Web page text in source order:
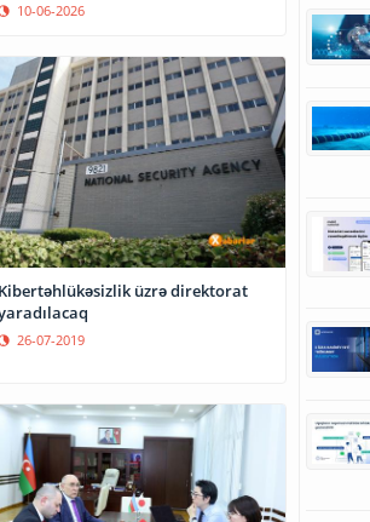
10-06-2026
Kibertəhlükəsizlik üzrə direktorat
26-07-2019